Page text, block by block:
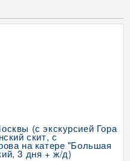
(с экскурсией Гора
скит, с
на катере "Большая
3 дня + ж/д)